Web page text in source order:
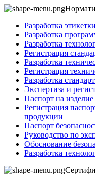
Разработка
Разработка
Разработка
Регистрация
Разработка
Регистрация
Разработка
Экспертиза и
Паспорт на изделие
Регистрация
продукции
Паспорт
Руководство по
Обоснование
Разработка